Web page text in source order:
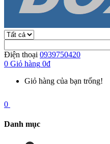
Điện thoại 0939750420
0 Giỏ hàng 0đ
Giỏ hàng của bạn trống!
0
Danh mục